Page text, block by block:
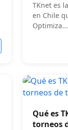
TKnet es
en Chile
Optimiza...
Qué es
torneos